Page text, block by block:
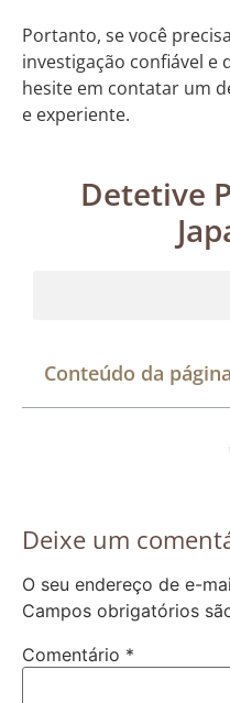
Portanto, se você
investigação confiável e
hesite em contatar um
e experiente.
Detetive
Conteúdo da página
Deixe um
O seu endereço de e-
Campos obrigatórios
Comentário *